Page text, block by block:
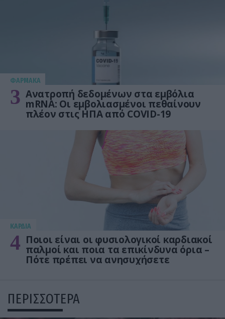
ΦΑΡΜΑΚΑ
3 Ανατροπή δεδομένων στα εμβόλια
mRNA: Οι εμβολιασμένοι πεθαίνουν
πλέον στις ΗΠΑ από COVID-19
KΑΡΔΙΑ
4 Ποιοι είναι οι φυσιολογικοί καρδιακοί
παλμοί και ποια τα επικίνδυνα όρια –
Πότε πρέπει να ανησυχήσετε
ΠΕΡΙΣΣΟΤΕΡΑ